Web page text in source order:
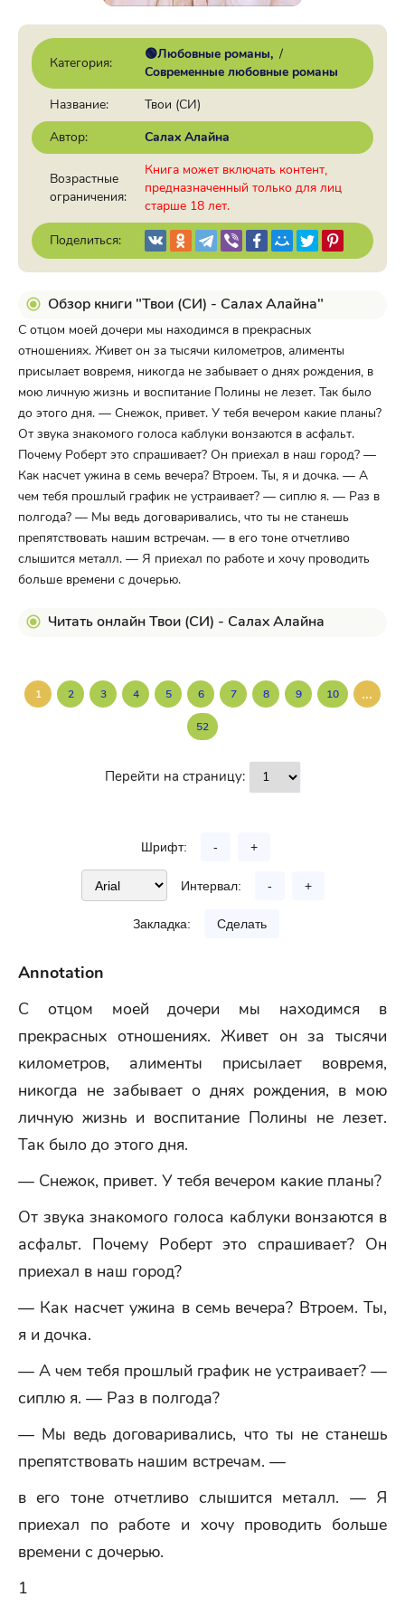
Категория:
🟢Любовные романы /
Современные любовные романы
Название:
Твои (СИ)
Автор:
Салах Алайна
Возрастные
ограничения:
Книга может включать контент,
предназначенный только для лиц
старше 18 лет.
Поделиться:
Обзор книги "Твои (СИ) - Салах Алайна"
С отцом моей дочери мы находимся в прекрасных
отношениях. Живет он за тысячи километров, алименты
присылает вовремя, никогда не забывает о днях рождения, в
мою личную жизнь и воспитание Полины не лезет. Так было
до этого дня. — Снежок, привет. У тебя вечером какие планы?
От звука знакомого голоса каблуки вонзаются в асфальт.
Почему Роберт это спрашивает? Он приехал в наш город? —
Как насчет ужина в семь вечера? Втроем. Ты, я и дочка. — А
чем тебя прошлый график не устраивает? — сиплю я. — Раз в
полгода? — Мы ведь договаривались, что ты не станешь
препятствовать нашим встречам. — в его тоне отчетливо
слышится металл. — Я приехал по работе и хочу проводить
больше времени с дочерью.
Читать онлайн Твои (СИ) - Салах Алайна
1 2 3 4 5 6 7 8 9 10 ...
52
Перейти на страницу:
Шрифт: - +
Интервал: - +
Закладка: Сделать
Annotation
С отцом моей дочери мы находимся в
прекрасных отношениях. Живет он за тысячи
километров, алименты присылает вовремя,
никогда не забывает о днях рождения, в мою
личную жизнь и воспитание Полины не лезет.
Так было до этого дня.
— Снежок, привет. У тебя вечером какие планы?
От звука знакомого голоса каблуки вонзаются в
асфальт. Почему Роберт это спрашивает? Он
приехал в наш город?
— Как насчет ужина в семь вечера? Втроем. Ты,
я и дочка.
— А чем тебя прошлый график не устраивает? —
сиплю я. — Раз в полгода?
— Мы ведь договаривались, что ты не станешь
препятствовать нашим встречам. —
в его тоне отчетливо слышится металл. — Я
приехал по работе и хочу проводить больше
времени с дочерью.
1